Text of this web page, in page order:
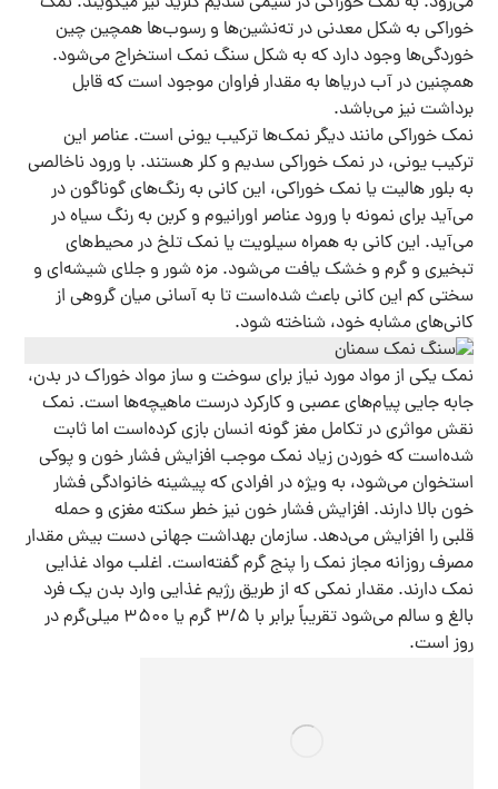
خوراکی به شکل معدنی در ته‌نشین‌ها و رسوب‌ها همچین چین
خوردگی‌ها وجود دارد که به شکل سنگ نمک استخراج می‌شود.
همچنین در آب دریاها به مقدار فراوان موجود است که قابل
برداشت نیز می‌باشد.
نمک خوراکی مانند دیگر نمک‌ها ترکیب یونی است. عناصر این
ترکیب یونی، در نمک خوراکی سدیم و کلر هستند. با ورود ناخالصی
به بلور هالیت یا نمک خوراکی، این کانی به رنگ‌های گوناگون در
می‌آید برای نمونه با ورود عناصر اورانیوم و کربن به رنگ سیاه در
می‌آید. این کانی به همراه سیلویت یا نمک تلخ در محیط‌های
تبخیری و گرم و خشک یافت می‌شود. مزه شور و جلای شیشه‌ای و
سختی کم این کانی باعث شده‌است تا به آسانی میان گروهی از
کانی‌های مشابه خود، شناخته شود.
نمک یکی از مواد مورد نیاز برای سوخت و ساز مواد خوراک در بدن،
جابه جایی پیام‌های عصبی و کارکرد درست ماهیچه‌ها است. نمک
نقش مواثری در تکامل مغز گونه انسان بازی کرده‌است اما ثابت
شده‌است که خوردن زیاد نمک موجب افزایش فشار خون و پوکی
استخوان می‌شود، به ویژه در افرادی که پیشینه خانوادگی فشار
خون بالا دارند. افزایش فشار خون نیز خطر سکته مغزی و حمله
قلبی را افزایش می‌دهد. سازمان بهداشت جهانی دست بیش مقدار
مصرف روزانه مجاز نمک را پنج گرم گفته‌است. اغلب مواد غذایی
نمک دارند. مقدار نمکی که از طریق رژیم غذایی وارد بدن یک فرد
بالغ و سالم می‌شود تقریباً برابر با ۳/۵ گرم یا ۳۵۰۰ میلی‌گرم در
روز است.